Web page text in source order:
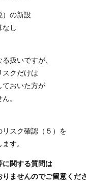
）の新設
し
扱いですが、
スクだけは
ておいた方が
。
スク確認（５）を
す。
関する質問は
ませんのでご留意くださ